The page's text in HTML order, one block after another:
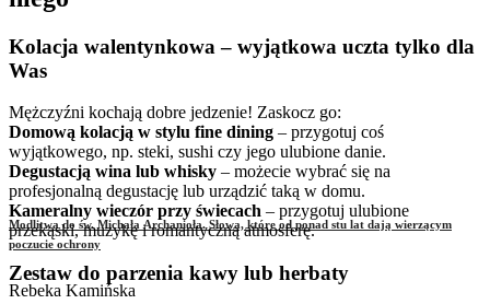
Modlitwa do św. Michała Archanioła. Słowa, które od ponad stu lat dają wierzącym
poczucie ochrony
Rebeka Kamińska
Kolacja walentynkowa – wyjątkowa uczta tylko dla
Was
Mężczyźni kochają dobre jedzenie! Zaskocz go:
Domową kolacją w stylu fine dining – przygotuj coś
wyjątkowego, np. steki, sushi czy jego ulubione danie.
Degustacją wina lub whisky – możecie wybrać się na
profesjonalną degustację lub urządzić taką w domu.
Kameralny wieczór przy świecach – przygotuj ulubione
przekąski, muzykę i romantyczną atmosferę.
Zestaw do parzenia kawy lub herbaty